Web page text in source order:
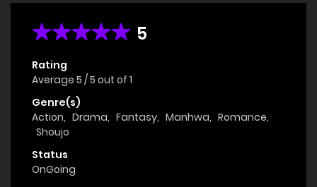
5
Rating
Average 5 /5 out of 1
Genre(s)
Action, Drama, Fantasy, Manhwa, Romance,
Shoujo
Status
OnGoing